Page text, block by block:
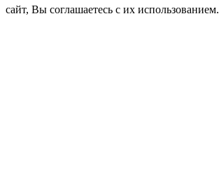
сайт, Вы соглашаетесь с их использованием.